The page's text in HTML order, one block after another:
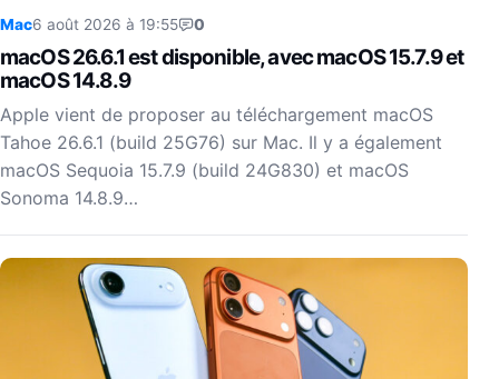
Mac6 août 2026 à 19:55 0
macOS 26.6.1 est disponible, avec macOS 15.7.9 et
macOS 14.8.9
Apple vient de proposer au téléchargement macOS
Tahoe 26.6.1 (build 25G76) sur Mac. Il y a également
macOS Sequoia 15.7.9 (build 24G830) et macOS
Sonoma 14.8.9…